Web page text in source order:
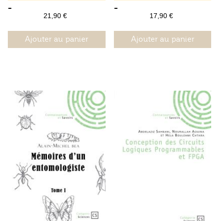
-
21,90 €
Ajouter au panier
-
17,90 €
Ajouter au panier